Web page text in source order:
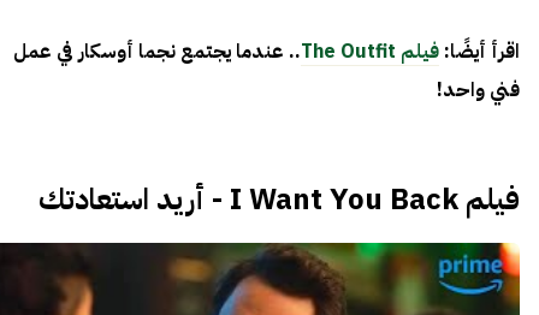
اقرأ أيضًا: فيلم The Outfit
.. عندما يجتمع نجما أوسكار في عمل
فني واحد!
فيلم I Want You Back - أريد استعادتك